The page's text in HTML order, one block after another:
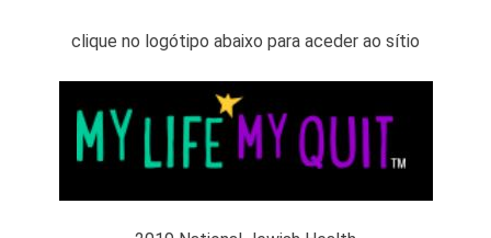
clique no logótipo abaixo para aceder ao sítio